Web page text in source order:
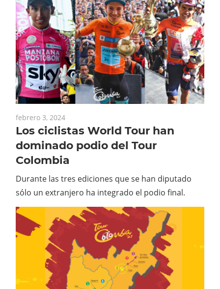
febrero 3, 2024
Los ciclistas World Tour han
dominado podio del Tour
Colombia
Durante las tres ediciones que se han diputado
sólo un extranjero ha integrado el podio final.